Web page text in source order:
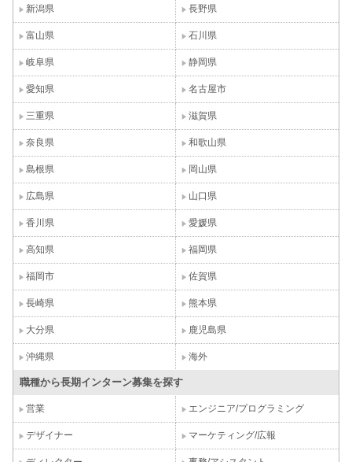
新潟県 長野県
富山県 石川県
岐阜県 静岡県
愛知県 名古屋市
三重県 滋賀県
奈良県 和歌山県
島根県 岡山県
広島県 山口県
香川県 愛媛県
高知県 福岡県
福岡市 佐賀県
長崎県 熊本県
大分県 鹿児島県
沖縄県 海外
職種から長期インターン募集を探す
営業 エンジニア/プログラミング
デザイナー マーケティング/広報